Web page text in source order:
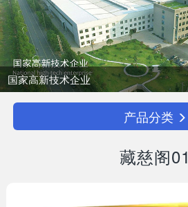
追求生命圆满，传承中华孝道！
产品分类
藏慈阁01